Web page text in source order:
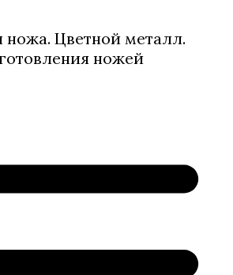
ножа. Цветной металл.
ножей